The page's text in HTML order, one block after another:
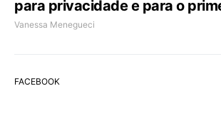
para privacidade e para o
Vanessa Menegueci
FACEBOOK